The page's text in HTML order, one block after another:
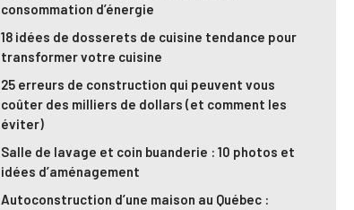
consommation d’énergie
18 idées de dosserets de cuisine tendance pour
transformer votre cuisine
25 erreurs de construction qui peuvent vous
coûter des milliers de dollars (et comment les
éviter)
Salle de lavage et coin buanderie : 10 photos et
idées d’aménagement
Autoconstruction d’une maison au Québec :